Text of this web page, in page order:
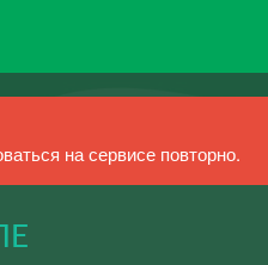
на сервисе повторно.